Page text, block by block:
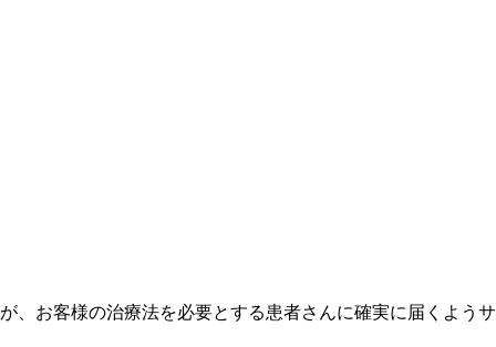
お客様の治療法を必要とする患者さんに確実に届くようサ